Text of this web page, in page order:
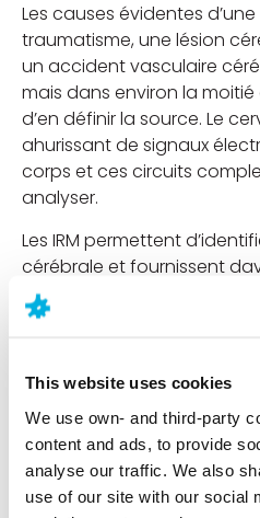
This website uses cookies
We use own- and third-party
content and ads, to provide
analyse our traffic. We also
use of our site with our social
Les causes évidentes
traumatisme, une lésion
un accident vasculaire
mais dans environ la
d’en définir la source. Le
ahurissant de signaux
corps et ces circuits
analyser.
Les IRM permettent
cérébrale et fournissent
l’origine de l’épilepsie,
cas, la cause reste inconnue.
atteintes ne présentent
psychologique. Mais des
35 % des personnes
dépression en raison de la